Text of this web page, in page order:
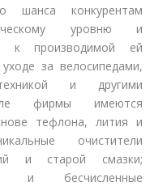
конкурентам
уровню и
к производимой ей
за велосипедами,
и другими
фирмы имеются
тефлона, лития и
очистители
и старой смазки;
и бесчисленные